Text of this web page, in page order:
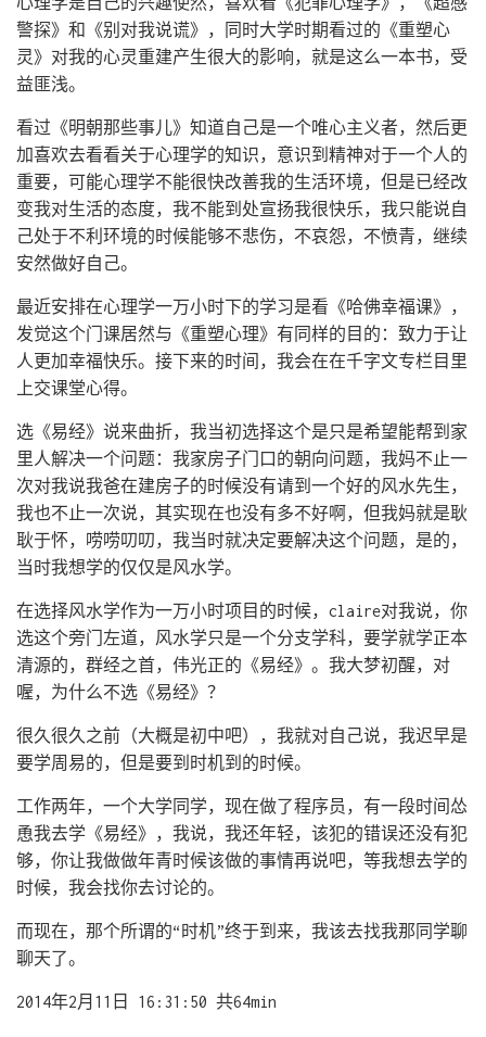
警探》和《别对我说谎》，同时大学时期看过的《重塑心
灵》对我的心灵重建产生很大的影响，就是这么一本书，受
益匪浅。
看过《明朝那些事儿》知道自己是一个唯心主义者，然后更
加喜欢去看看关于心理学的知识，意识到精神对于一个人的
重要，可能心理学不能很快改善我的生活环境，但是已经改
变我对生活的态度，我不能到处宣扬我很快乐，我只能说自
己处于不利环境的时候能够不悲伤，不哀怨，不愤青，继续
安然做好自己。
最近安排在心理学一万小时下的学习是看《哈佛幸福课》，
发觉这个门课居然与《重塑心理》有同样的目的：致力于让
人更加幸福快乐。接下来的时间，我会在在千字文专栏目里
上交课堂心得。
选《易经》说来曲折，我当初选择这个是只是希望能帮到家
里人解决一个问题：我家房子门口的朝向问题，我妈不止一
次对我说我爸在建房子的时候没有请到一个好的风水先生，
我也不止一次说，其实现在也没有多不好啊，但我妈就是耿
耿于怀，唠唠叨叨，我当时就决定要解决这个问题，是的，
当时我想学的仅仅是风水学。
在选择风水学作为一万小时项目的时候，claire对我说，你
选这个旁门左道，风水学只是一个分支学科，要学就学正本
清源的，群经之首，伟光正的《易经》。我大梦初醒，对
喔，为什么不选《易经》？
很久很久之前（大概是初中吧），我就对自己说，我迟早是
要学周易的，但是要到时机到的时候。
工作两年，一个大学同学，现在做了程序员，有一段时间怂
恿我去学《易经》，我说，我还年轻，该犯的错误还没有犯
够，你让我做做年青时候该做的事情再说吧，等我想去学的
时候，我会找你去讨论的。
而现在，那个所谓的“时机”终于到来，我该去找我那同学聊
聊天了。
2014年2月11日 16:31:50 共64min